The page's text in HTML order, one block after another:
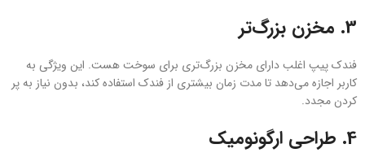
3. مخزن بزرگ‌تر
فندک‌ پیپ اغلب دارای مخزن بزرگ‌تری برای سوخت هست. این ویژگی به
کاربر اجازه می‌دهد تا مدت زمان بیشتری از فندک استفاده کند، بدون نیاز به پر
کردن مجدد.
4. طراحی ارگونومیک